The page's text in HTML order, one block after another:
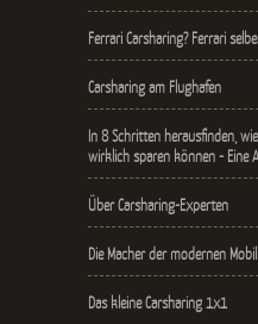
Ferrari Carsharing? Ferrari
Carsharing am Flughafen
In 8 Schritten herausfinden,
wirklich sparen können - Eine
Über Carsharing-Experten
Die Macher der modernen
Das kleine Carsharing 1x1